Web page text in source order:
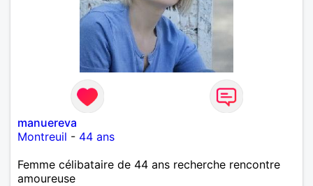
manuereva
Montreuil - 44 ans
Femme célibataire de 44 ans recherche rencontre
amoureuse